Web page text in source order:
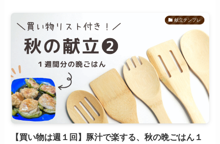
献立テンプレ
【買い物は週１回】豚汁で楽する、秋の晩ごはん１